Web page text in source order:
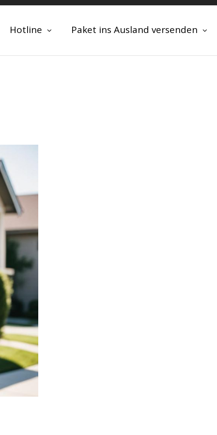
Hotline Paket ins Ausland versenden